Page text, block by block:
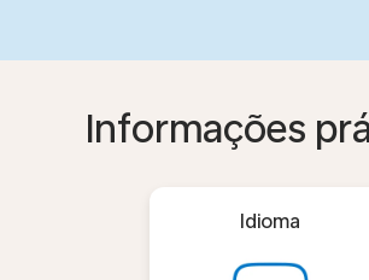
Informações
Idioma